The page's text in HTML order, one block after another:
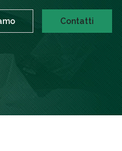
Contatti